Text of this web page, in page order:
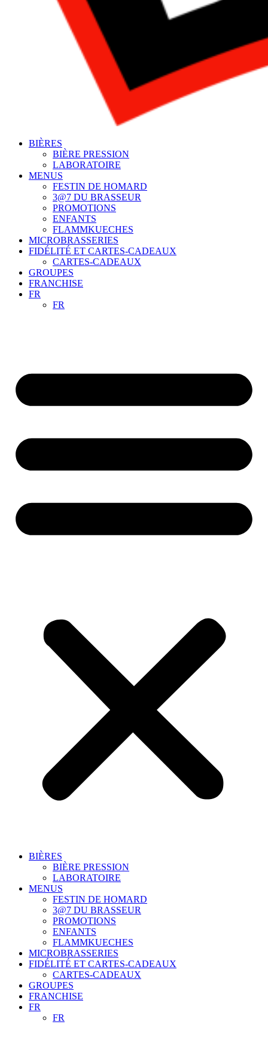
BIÈRES
BIÈRE PRESSION
LABORATOIRE
MENUS
FESTIN DE HOMARD
3@7 DU BRASSEUR
PROMOTIONS
ENFANTS
FLAMMKUECHES
MICROBRASSERIES
FIDÉLITÉ ET CARTES-CADEAUX
CARTES-CADEAUX
GROUPES
FRANCHISE
FR
FR
BIÈRES
BIÈRE PRESSION
LABORATOIRE
MENUS
FESTIN DE HOMARD
3@7 DU BRASSEUR
PROMOTIONS
ENFANTS
FLAMMKUECHES
MICROBRASSERIES
FIDÉLITÉ ET CARTES-CADEAUX
CARTES-CADEAUX
GROUPES
FRANCHISE
FR
FR